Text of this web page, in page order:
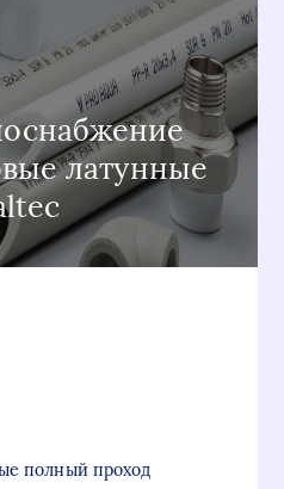
латунные
полный проход